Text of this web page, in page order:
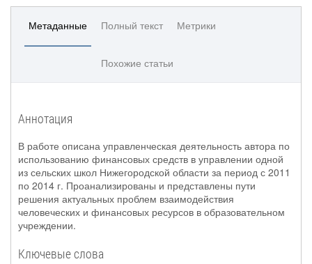
Метаданные Полный текст Метрики
Похожие статьи
Аннотация
В работе описана управленческая деятельность автора по
использованию финансовых средств в управлении одной
из сельских школ Нижегородской области за период с 2011
по 2014 г. Проанализированы и представлены пути
решения актуальных проблем взаимодействия
человеческих и финансовых ресурсов в образовательном
учреждении.
Ключевые слова